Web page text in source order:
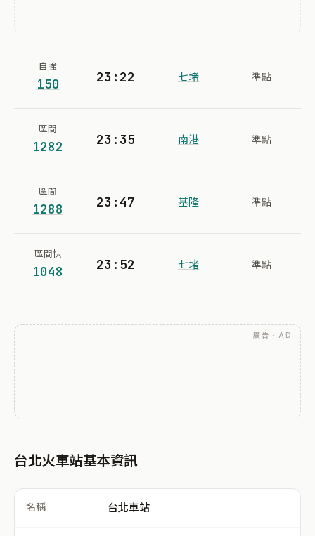
自強
150 23:22 七堵 準點
區間
1282 23:35 南港 準點
區間
1288 23:47 基隆 準點
區間快
1048 23:52 七堵 準點
廣告 · AD
台北火車站基本資訊
名稱 台北車站